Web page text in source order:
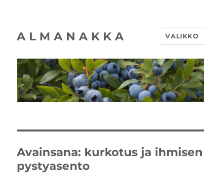
A L M A N A K K A VALIKKO
Avainsana: kurkotus ja ihmisen
pystyasento